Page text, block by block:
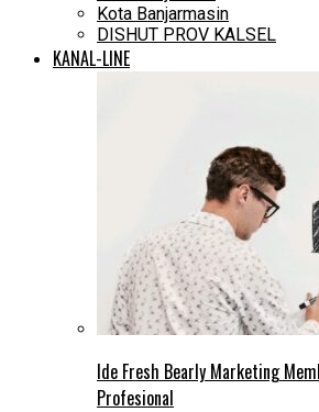
Kota Banjarmasin
DISHUT PROV KALSEL
KANAL-LINE
Ide Fresh Bearly Marketing
Profesional